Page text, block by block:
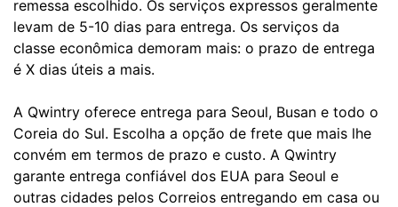
remessa escolhido. Os serviços expressos geralmente
levam de 5-10 dias para entrega. Os serviços da
classe econômica demoram mais: o prazo de entrega
é X dias úteis a mais.
A Qwintry oferece entrega para Seoul, Busan e todo o
Coreia do Sul. Escolha a opção de frete que mais lhe
convém em termos de prazo e custo. A Qwintry
garante entrega confiável dos EUA para Seoul e
outras cidades pelos Correios entregando em casa ou